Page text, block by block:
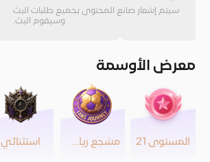
سيتم إشعار صانع المحتوى بجميع طلبات البث
وسيقوم البث.
معرض الأوسمة
المستوى 21 مشجع رياضي استثنائي